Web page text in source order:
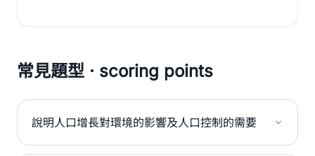
常見題型 · scoring points
說明人口增長對環境的影響及人口控制的需要